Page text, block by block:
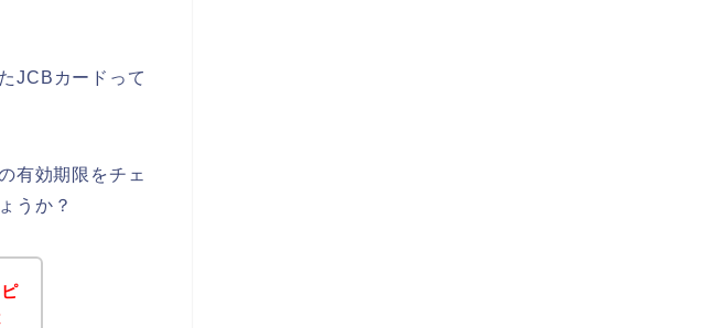
JCBカードって
有効期限をチェ
うか？